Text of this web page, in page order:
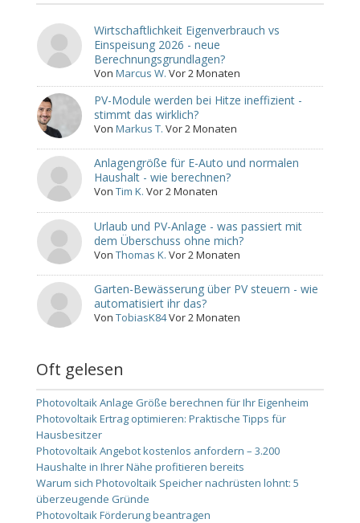
Wirtschaftlichkeit Eigenverbrauch vs
Einspeisung 2026 - neue
Berechnungsgrundlagen?
VonMarcus W. Vor 2 Monaten
PV-Module werden bei Hitze ineffizient -
stimmt das wirklich?
VonMarkus T. Vor 2 Monaten
Anlagengröße für E-Auto und normalen
Haushalt - wie berechnen?
VonTim K. Vor 2 Monaten
Urlaub und PV-Anlage - was passiert mit
dem Überschuss ohne mich?
VonThomas K. Vor 2 Monaten
Garten-Bewässerung über PV steuern - wie
automatisiert ihr das?
VonTobiasK84Vor 2 Monaten
Oft gelesen
Photovoltaik Anlage Größe berechnen für Ihr Eigenheim
Photovoltaik Ertrag optimieren: Praktische Tipps für
Hausbesitzer
Photovoltaik Angebot kostenlos anfordern – 3.200
Haushalte in Ihrer Nähe profitieren bereits
Warum sich Photovoltaik Speicher nachrüsten lohnt: 5
überzeugende Gründe
Photovoltaik Förderung beantragen